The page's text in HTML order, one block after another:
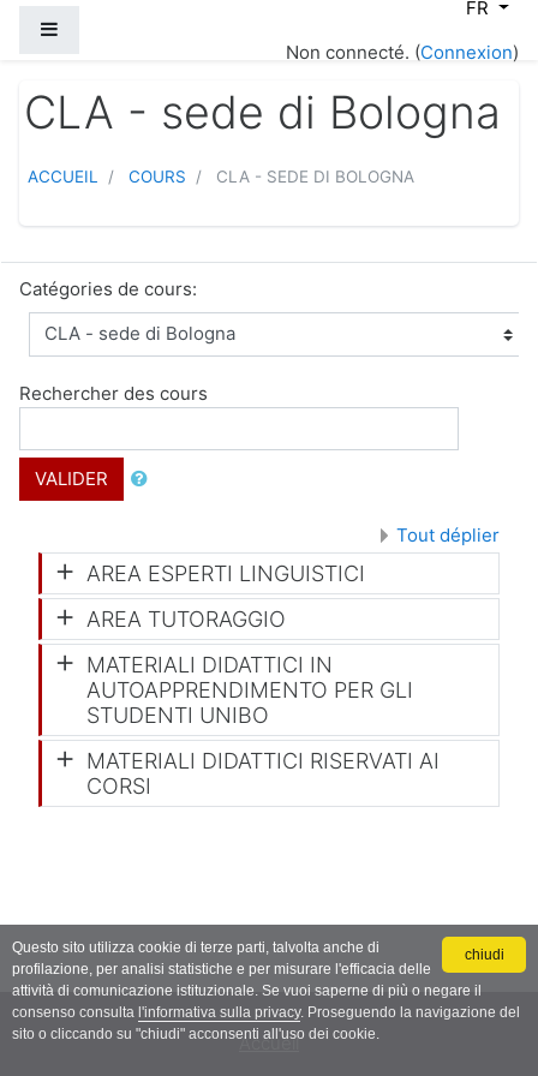
chiudi
Questo sito utilizza cookie di terze parti, talvolta anche di
profilazione, per analisi statistiche e per misurare l'efficacia delle
attività di comunicazione istituzionale. Se vuoi saperne di più o negare il
consenso consulta l'informativa sulla privacy. Proseguendo la navigazione del
sito o cliccando su "chiudi" acconsenti all'uso dei cookie.
FR
Non connecté. (Connexion)
CLA - sede di Bologna
ACCUEIL COURS CLA - SEDE DI BOLOGNA
Catégories de cours:
Rechercher des cours
VALIDER
Tout déplier
AREA ESPERTI LINGUISTICI
AREA TUTORAGGIO
MATERIALI DIDATTICI IN
AUTOAPPRENDIMENTO PER GLI
STUDENTI UNIBO
MATERIALI DIDATTICI RISERVATI AI
CORSI
Accueil